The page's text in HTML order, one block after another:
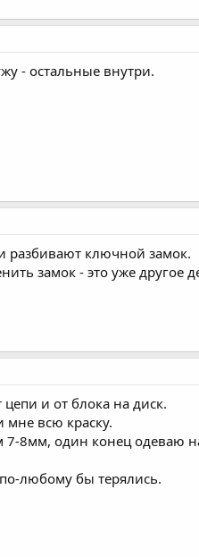
- остальные внутри.
разбивают ключной замок.
замок - это уже другое
и от блока на диск.
мне всю краску.
8мм, один конец одеваю
любому бы терялись.